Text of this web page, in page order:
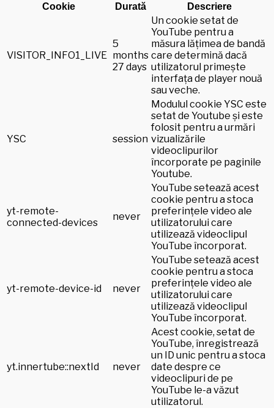
Cookie Durată Descriere
VISITOR_INFO1_LIVE
5
months
27 days
Un cookie setat de
YouTube pentru a
măsura lățimea de bandă
care determină dacă
utilizatorul primește
interfața de player nouă
sau veche.
YSC session
Modulul cookie YSC este
setat de Youtube și este
folosit pentru a urmări
vizualizările
videoclipurilor
încorporate pe paginile
Youtube.
yt-remote-
connected-devices
never
YouTube setează acest
cookie pentru a stoca
preferințele video ale
utilizatorului care
utilizează videoclipul
YouTube încorporat.
yt-remote-device-id never
YouTube setează acest
cookie pentru a stoca
preferințele video ale
utilizatorului care
utilizează videoclipul
YouTube încorporat.
yt.innertube::nextId never
Acest cookie, setat de
YouTube, înregistrează
un ID unic pentru a stoca
date despre ce
videoclipuri de pe
YouTube le-a văzut
utilizatorul.